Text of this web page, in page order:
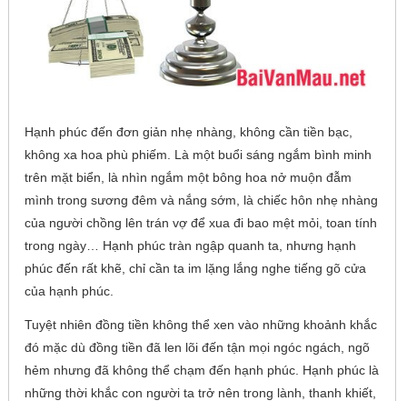
Hạnh phúc đến đơn giản nhẹ nhàng, không cần tiền bạc,
không xa hoa phù phiếm. Là một buổi sáng ngắm bình minh
trên mặt biển, là nhìn ngắm một bông hoa nở muộn đẫm
mình trong sương đêm và nắng sớm, là chiếc hôn nhẹ nhàng
của người chồng lên trán vợ để xua đi bao mệt mỏi, toan tính
trong ngày… Hạnh phúc tràn ngập quanh ta, nhưng hạnh
phúc đến rất khẽ, chỉ cần ta im lặng lắng nghe tiếng gõ cửa
của hạnh phúc.
Tuyệt nhiên đồng tiền không thể xen vào những khoảnh khắc
đó mặc dù đồng tiền đã len lõi đến tận mọi ngóc ngách, ngõ
hẻm nhưng đã không thể chạm đến hạnh phúc. Hạnh phúc là
những thời khắc con người ta trở nên trong lành, thanh khiết,